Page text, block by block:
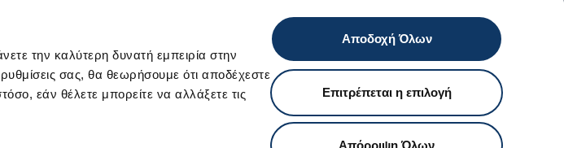
την καλύτερη δυνατή εμπειρία στην
σας, θα θεωρήσουμε ότι αποδέχεστε
εάν θέλετε μπορείτε να αλλάξετε τις
Αποδοχή Όλων
Επιτρέπεται η επιλογή
Απόρριψη Όλων
Τακτικοί Έλεγχοι
Εξυπηρέτηση πελατών